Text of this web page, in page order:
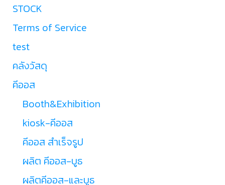
STOCK
Terms of Service
test
คลังวัสดุ
คีออส
Booth&Exhibition
kiosk-คีออส
คีออส สำเร็จรูป
ผลิต คีออส-บูธ
ผลิตคีออส-และบูธ